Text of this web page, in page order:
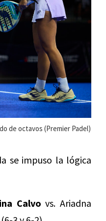
de octavos (Premier Padel)
se impuso la lógica
Calvo vs. Ariadna